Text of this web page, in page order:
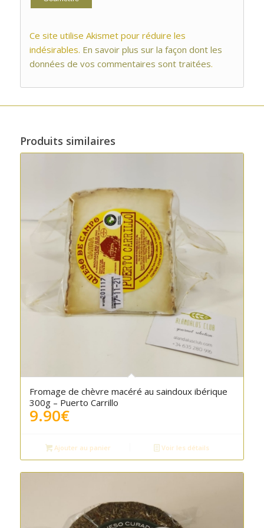
Ce site utilise Akismet pour réduire les
indésirables. En savoir plus sur la façon dont les
données de vos commentaires sont traitées.
Produits similaires
Fromage de chèvre macéré au saindoux ibérique
300g – Puerto Carrillo
9.90€
Ajouter au panier Voir les détails